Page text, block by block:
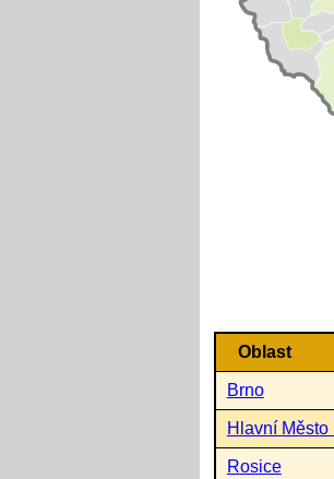
Oblast
Brno
Hlavní Město
Rosice